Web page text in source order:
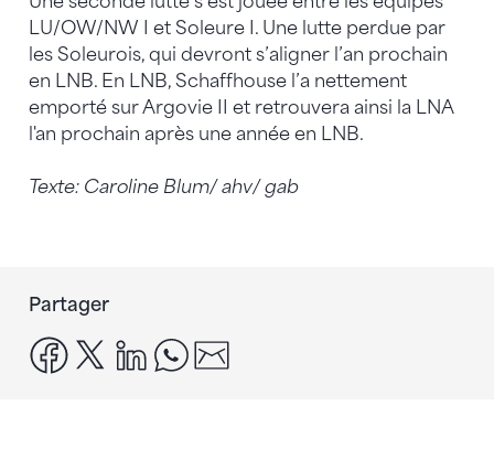
LU/OW/NW I et Soleure I. Une lutte perdue par
les Soleurois, qui devront s’aligner l’an prochain
en LNB. En LNB, Schaffhouse l’a nettement
emporté sur Argovie II et retrouvera ainsi la LNA
l'an prochain après une année en LNB.
Texte: Caroline Blum/ ahv/ gab
Partager
facebook
x linkedinwhatsapp